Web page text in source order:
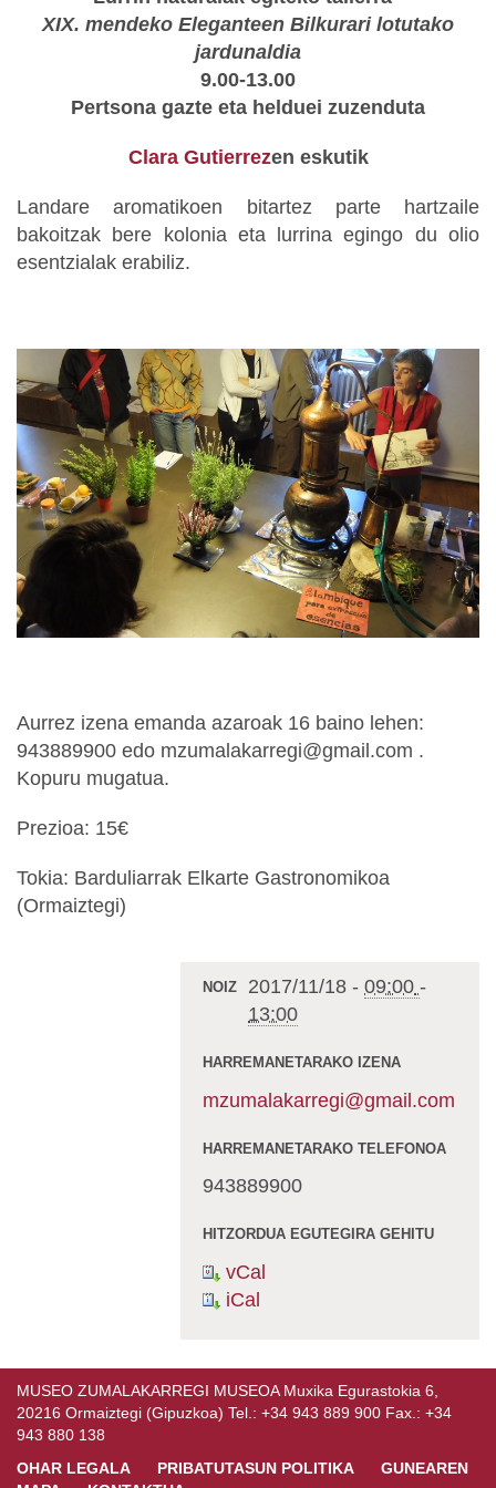
XIX. mendeko Eleganteen Bilkurari lotutako
jardunaldia
9.00-13.00
Pertsona gazte eta helduei zuzenduta
Clara Gutierrezen eskutik
Landare aromatikoen bitartez parte hartzaile
bakoitzak bere kolonia eta lurrina egingo du olio
esentzialak erabiliz.
Aurrez izena emanda azaroak 16 baino lehen:
943889900 edo mzumalakarregi@gmail.com .
Kopuru mugatua.
Prezioa: 15€
Tokia: Barduliarrak Elkarte Gastronomikoa
(Ormaiztegi)
NOIZ 2017/11/18 - 09:00 -
13:00
HARREMANETARAKO IZENA
mzumalakarregi@gmail.com
HARREMANETARAKO TELEFONOA
943889900
HITZORDUA EGUTEGIRA GEHITU
vCal
iCal
MUSEO ZUMALAKARREGI MUSEOA Muxika Egurastokia 6,
20216 Ormaiztegi (Gipuzkoa) Tel.: +34 943 889 900 Fax.: +34
943 880 138
OHAR LEGALA
PRIBATUTASUN POLITIKA
GUNEAREN